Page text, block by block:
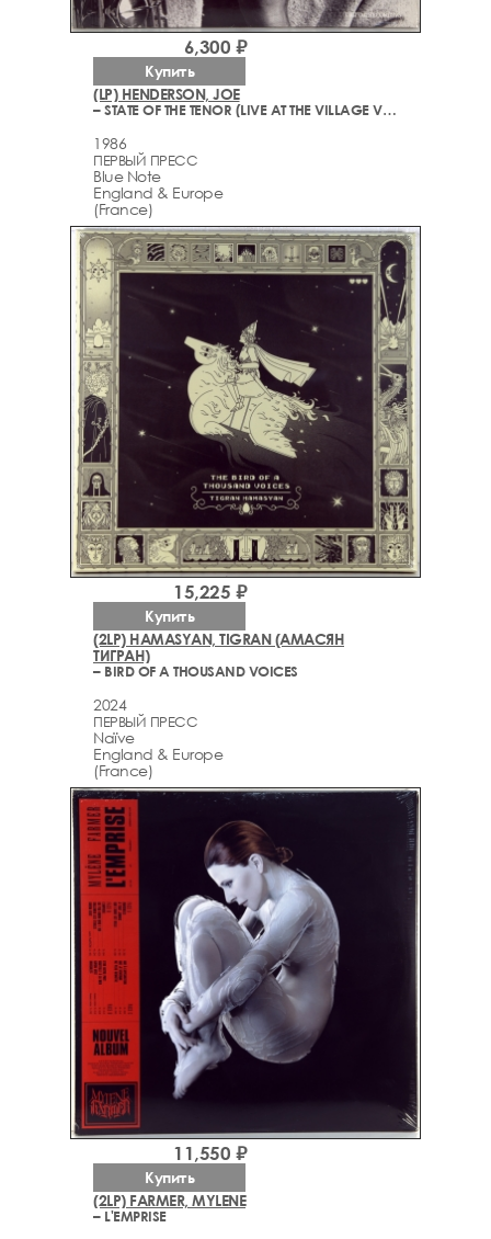
(LP) HENDERSON, JOE
– STATE OF THE TENOR (LIVE AT THE VILLAGE VANGUARD VOLUME 1)
1986
ПЕРВЫЙ ПРЕСС
Blue Note
England & Europe
(France)
6,300 ₽
Купить
(2LP) HAMASYAN, TIGRAN (АМАСЯН
ТИГРАН)
– BIRD OF A THOUSAND VOICES
2024
ПЕРВЫЙ ПРЕСС
Naïve
England & Europe
(France)
15,225 ₽
Купить
(2LP) FARMER, MYLENE
– L'EMPRISE
11,550 ₽
Купить